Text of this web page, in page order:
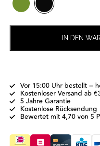
IN DEN
Vor 15:00 Uhr bestellt =
Kostenloser Versand ab
5 Jahre Garantie
Kostenlose Rücksendung
Bewertet mit 4,70 von 5